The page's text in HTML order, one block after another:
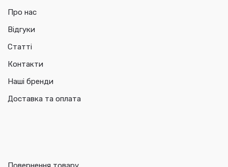
Про нас
Відгуки
Статті
Контакти
Наші бренди
Доставка та оплата